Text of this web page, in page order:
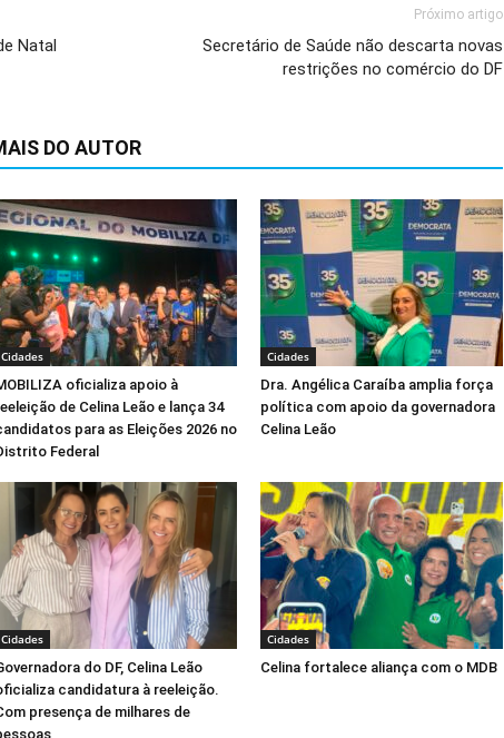
Natal
Próximo artigo
Secretário de Saúde não descarta novas
restrições no comércio do DF
DO AUTOR
Cidades
oficializa apoio à
de Celina Leão e lança 34
para as Eleições 2026 no
Federal
Cidades
Dra. Angélica Caraíba amplia força
política com apoio da governadora
Celina Leão
Cidades
do DF, Celina Leão
candidatura à reeleição.
presença de milhares de
Cidades
Celina fortalece aliança com o MDB